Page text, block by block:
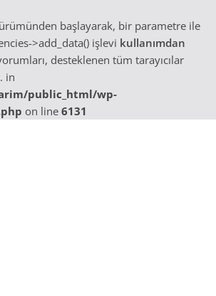
başlayarak, bir parametre ile
>add_data() işlevi kullanımdan
desteklenen tüm tarayıcılar
in
public_html/wp-
on line 6131